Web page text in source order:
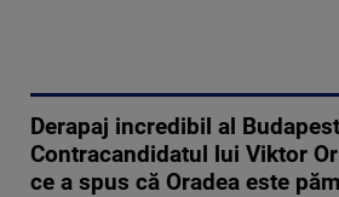
Derapaj incredibil al
Contracandidatul lui Viktor
ce a spus că Oradea este